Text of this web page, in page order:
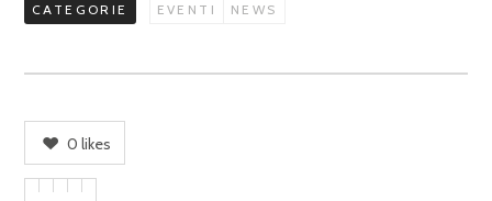
CATEGORIE EVENTI NEWS
0 likes